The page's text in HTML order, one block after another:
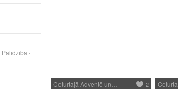
Palīdzība
Ceturtajā Adventē un… 2